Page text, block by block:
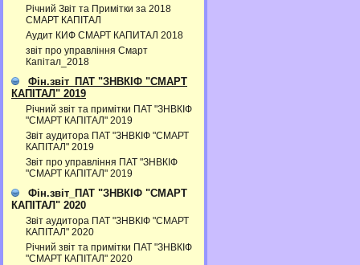
Річний Звіт та Примітки за 2018
СМАРТ КАПІТАЛ
Аудит КИФ СМАРТ КАПИТАЛ 2018
звіт про управління Смарт
Капітал_2018
Фін.звіт_ПАТ "ЗНВКІФ "СМАРТ
КАПІТАЛ" 2019
Річний звіт та примітки ПАТ "ЗНВКІФ
"СМАРТ КАПІТАЛ" 2019
Звіт аудитора ПАТ "ЗНВКІФ "СМАРТ
КАПІТАЛ" 2019
Звіт про управління ПАТ "ЗНВКІФ
"СМАРТ КАПІТАЛ" 2019
Фін.звіт_ПАТ "ЗНВКІФ "СМАРТ
КАПІТАЛ" 2020
Звіт аудитора ПАТ "ЗНВКІФ "СМАРТ
КАПІТАЛ" 2020
Річний звіт та примітки ПАТ "ЗНВКІФ
"СМАРТ КАПІТАЛ" 2020